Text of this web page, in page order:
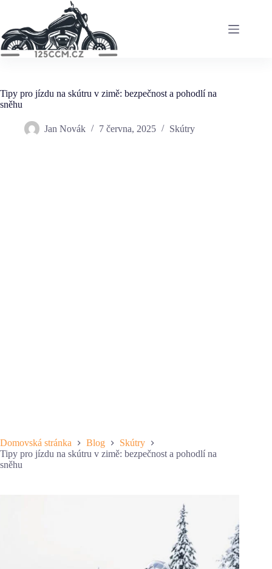
content
Tipy pro jízdu na skútru v zimě: bezpečnost a pohodlí na
sněhu
Jan Novák 7 června, 2025 Skútry
Domovská stránka Blog
Skútry
Tipy pro jízdu na skútru v zimě: bezpečnost a pohodlí na
sněhu